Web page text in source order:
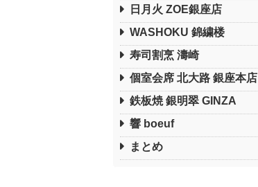
日月火 ZOE銀座店
WASHOKU 錦繍楼
寿司割烹 濤崎
個室会席 北大路 銀座本店
鉄板焼 銀明翠 GINZA
響 boeuf
まとめ